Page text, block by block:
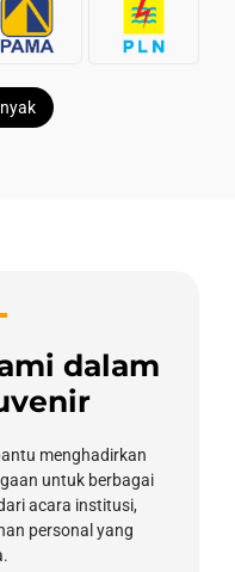
dalam
menghadirkan
untuk berbagai
acara institusi,
personal yang